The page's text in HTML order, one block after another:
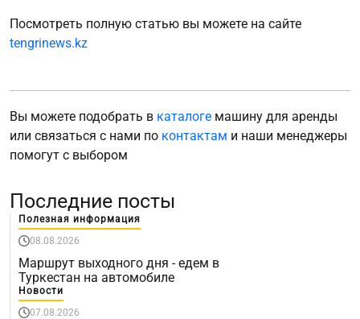
Посмотреть полную статью вы можете на сайте
tengrinews.kz
Вы можете подобрать в каталоге машину для аренды
или связаться с нами по контактам и наши менеджеры
помогут с выбором
Последние посты
Полезная информация
08.08.2026
Маршрут выходного дня - едем в
Туркестан на автомобиле
Новости
07.08.2026